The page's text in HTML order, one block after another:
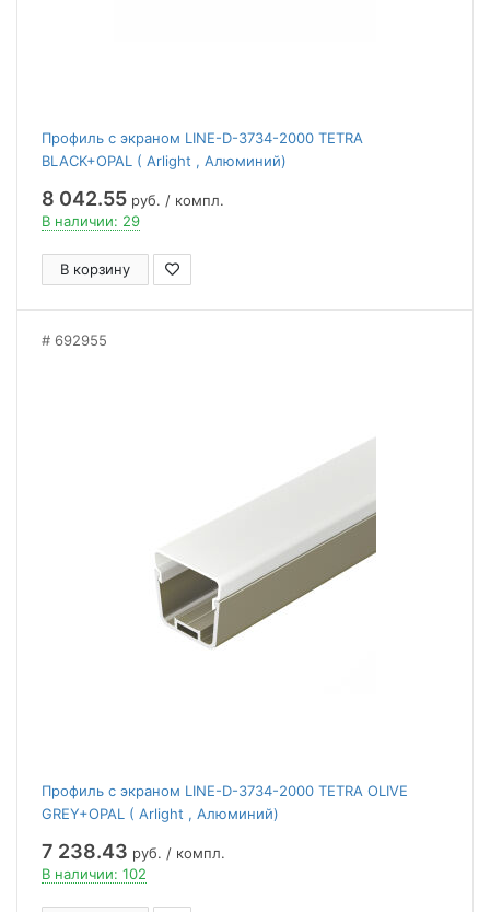
Профиль с экраном LINE-D-3734-2000 TETRA
BLACK+OPAL ( Arlight , Алюминий)
8 042.55 руб. / компл.
В наличии: 29
В корзину
692955
Профиль с экраном LINE-D-3734-2000 TETRA OLIVE
GREY+OPAL ( Arlight , Алюминий)
7 238.43 руб. / компл.
В наличии: 102